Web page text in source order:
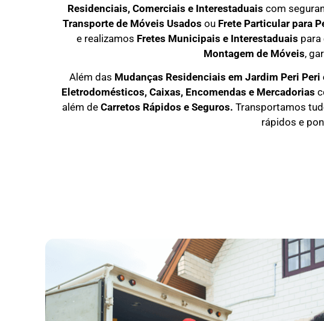
Residenciais, Comerciais e Interestaduais com
Transporte de Móveis Usados ou Frete Particular para
e realizamos Fretes Municipais e Interestaduais para
Montagem de Móveis,
Além das Mudanças Residenciais em Jardim Peri Peri
Eletrodomésticos, Caixas, Encomendas e Mercadorias
além de Carretos Rápidos e Seguros. Transportamos
rápidos e